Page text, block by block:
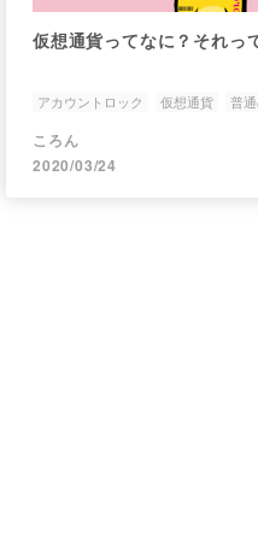
仮想通貨ってなに？それっ
アカウントロック 仮想通貨 普
ころん
2020/03/24